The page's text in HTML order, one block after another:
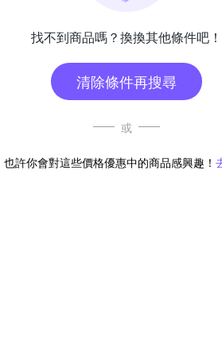
找不到商品嗎？換換其他條件吧！
清除條件再搜尋
或
也許你會對這些價格優惠中的商品感興趣！